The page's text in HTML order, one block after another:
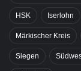
HSK Iserlohn
Märkischer Kreis
Siegen